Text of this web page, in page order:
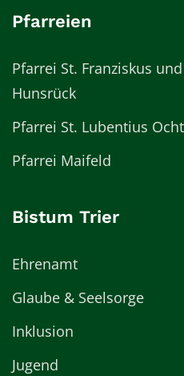
Pfarreien
Pfarrei St. Franziskus
Hunsrück
Pfarrei St. Lubentius
Pfarrei Maifeld
Bistum Trier
Ehrenamt
Glaube & Seelsorge
Inklusion
Jugend